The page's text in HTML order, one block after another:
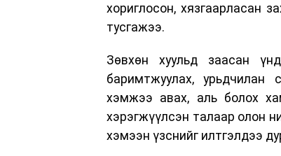
хориглосон, хязгаарласан
тусгажээ.
Зөвхөн хуульд заасан
баримтжуулах, урьдчилан
хэмжээ авах, аль болох
хэрэгжүүлсэн талаар олон
хэмээн үзснийг илтгэлдээ